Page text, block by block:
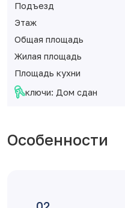
Подъезд
Этаж
Общая площадь
Жилая площадь
Площадь кухни
ключи: Дом сдан
Особенности